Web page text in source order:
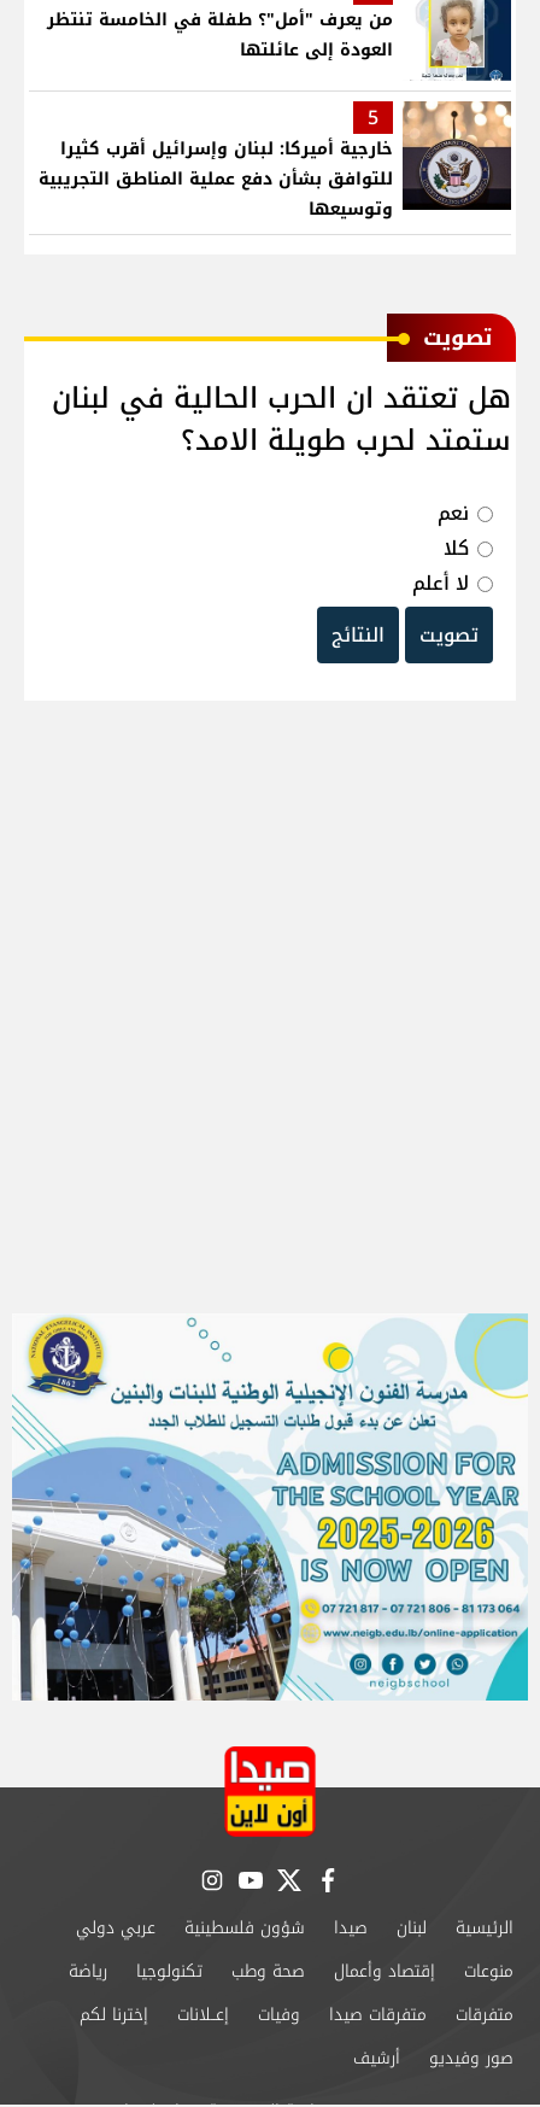
من يعرف "أمل"؟ طفلة في الخامسة تنتظر
العودة إلى عائلتها
5
خارجية أميركا: لبنان وإسرائيل أقرب كثيرا
للتوافق بشأن دفع عملية المناطق التجريبية
وتوسيعها
ﺗﺼﻮﻳﺖ
هل تعتقد ان الحرب الحالية في لبنان
ستمتد لحرب طويلة الامد؟
نعم
كلا
لا أعلم
تصويت
النتائج
facebook
twitter
youtube
instagram
الرئيسية لبنان صيدا شؤون فلسطينية
عربي دولي
منوعات
إقتصاد وأعمال صحة وطب تكنولوجيا
رياضة
متفرقات
متفرقات صيدا وفيات إعــلانات
إخترنا لكم
صور وفيديو
أرشيف